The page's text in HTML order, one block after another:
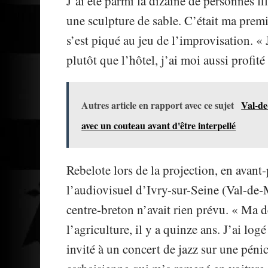
une sculpture de sable. C’était ma
s’est piqué au jeu de l’improvisation. «
plutôt que l’hôtel, j’ai moi aussi
Autres article en rapport avec ce sujet Val-
avec un couteau avant d'être interpellé
Rebelote lors de la projection, en
l’audiovisuel d’Ivry-sur-Seine (Val-
centre-breton n’avait rien prévu. « Ma
l’agriculture, il y a quinze ans. J’ai
invité à un concert de jazz sur une